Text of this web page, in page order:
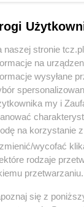
naszej stronie
na
wysyłane
my i
na korzystanie
wycofać
rodzaje
się z